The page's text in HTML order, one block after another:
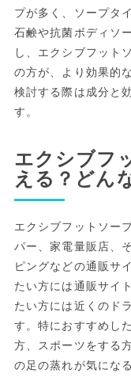
プが多く、ソープタ
石鹸や抗菌ボディソ
し、エクシブフット
の方が、より効果的
検討する際は成分と
す。
エクシブフ
える？どん
エクシブフットソー
パー、家電量販店、
ピングなどの通販サ
たい方には通販サイ
たい方には近くのド
す。特におすすめし
方、スポーツをする
の足の蒸れが気にな